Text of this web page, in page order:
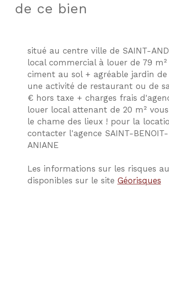
de ce bien
situé au centre ville de SAINT-
local commercial à louer de 79
ciment au sol + agréable jardin
une activité de restaurant ou de
€ hors taxe + charges frais
louer local attenant de 20 m²
le chame des lieux ! pour la
contacter l'agence SAINT-
ANIANE
Les informations sur les risques
disponibles sur le site Géorisques